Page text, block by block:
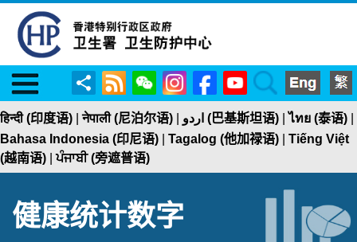
Menu
分
享
RSS WeChatInstagramFacebookYouTubeSearch
हिन्दी (印度语) |नेपाली (尼泊尔语) اردو (巴基斯坦语) |ไทย (泰语)
Bahasa Indonesia (印尼语)
Tagalog (他加禄语)
Tiếng Việt
(越南语) |ਪੰਜਾਬੀ (旁遮普语)
健康统计数字